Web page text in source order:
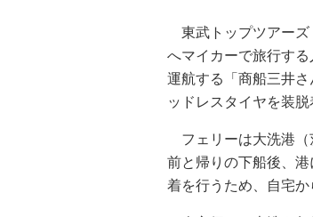
東武トップツアーズ
へマイカーで旅行す
運航する「商船三井
ッドレスタイヤを装
フェリーは大洗港（
前と帰りの下船後、
着を行うため、自宅